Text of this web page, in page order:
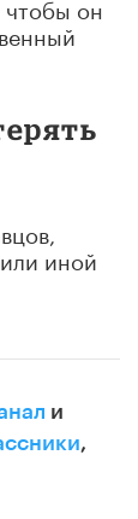
чтобы он
иной
и
,